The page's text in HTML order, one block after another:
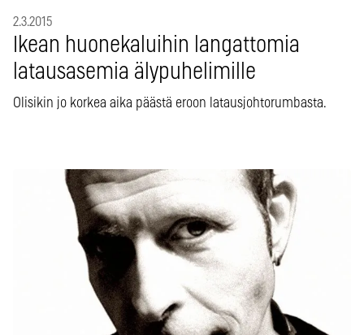
2.3.2015
Ikean huonekaluihin langattomia
latausasemia älypuhelimille
Olisikin jo korkea aika päästä eroon latausjohtorumbasta.